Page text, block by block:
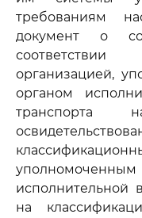
требованиям
документ о
соответствии
организацией,
органом
транспорта
исполнительной
на